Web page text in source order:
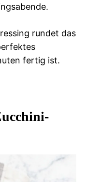
rundet das
fertig ist.